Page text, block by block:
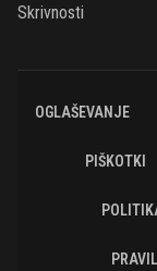
Skrivnosti
OGLAŠEVANJE
PIŠKOTKI